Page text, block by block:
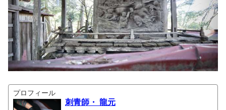
プロフィール
刺青師・ 龍元